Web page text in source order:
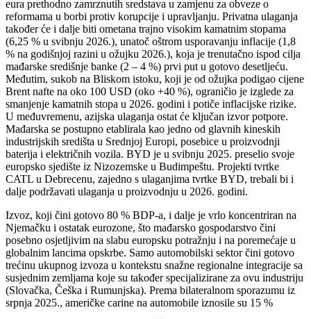
eura prethodno zamrznutih sredstava u zamjenu za obveze o
reformama u borbi protiv korupcije i upravljanju. Privatna ulaganja
također će i dalje biti ometana trajno visokim kamatnim stopama
(6,25 % u svibnju 2026.), unatoč oštrom usporavanju inflacije (1,8
% na godišnjoj razini u ožujku 2026.), koja je trenutačno ispod cilja
mađarske središnje banke (2 – 4 %) prvi put u gotovo desetljeću.
Međutim, sukob na Bliskom istoku, koji je od ožujka podigao cijene
Brent nafte na oko 100 USD (oko +40 %), ograničio je izglede za
smanjenje kamatnih stopa u 2026. godini i potiče inflacijske rizike.
U međuvremenu, azijska ulaganja ostat će ključan izvor potpore.
Mađarska se postupno etablirala kao jedno od glavnih kineskih
industrijskih središta u Srednjoj Europi, posebice u proizvodnji
baterija i električnih vozila. BYD je u svibnju 2025. preselio svoje
europsko sjedište iz Nizozemske u Budimpeštu. Projekti tvrtke
CATL u Debrecenu, zajedno s ulaganjima tvrtke BYD, trebali bi i
dalje podržavati ulaganja u proizvodnju u 2026. godini.
Izvoz, koji čini gotovo 80 % BDP-a, i dalje je vrlo koncentriran na
Njemačku i ostatak eurozone, što mađarsko gospodarstvo čini
posebno osjetljivim na slabu europsku potražnju i na poremećaje u
globalnim lancima opskrbe. Samo automobilski sektor čini gotovo
trećinu ukupnog izvoza u kontekstu snažne regionalne integracije sa
susjednim zemljama koje su također specijalizirane za ovu industriju
(Slovačka, Češka i Rumunjska). Prema bilateralnom sporazumu iz
srpnja 2025., američke carine na automobile iznosile su 15 %